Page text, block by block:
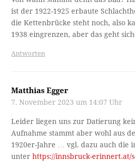
ist der 1922-1925 erbaute
die Kettenbrücke steht noch, also
1938 eingrenzen, aber das geht
Antworten
Matthias Egger
7. November 2023 um 14:07 Uhr
Leider liegen uns zur Datierung
Aufnahme stammt aber wohl aus
1920er-Jahre … vgl. dazu auch die
unterhttps://innsbruck-erinnert.at/